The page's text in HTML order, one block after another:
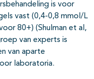
is voor
vast (0,4-0,8 mmol/L
80+) (Shulman et al,
van experts is
van aparte
laboratoria.